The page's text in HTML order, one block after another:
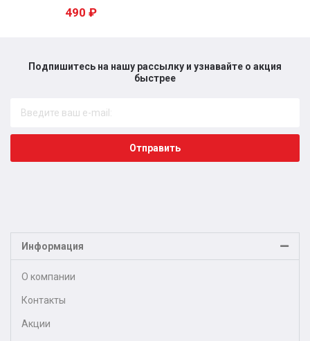
490 ₽
Подпишитесь на нашу рассылку и узнавайте о акция
быстрее​
Отправить
Информация
О компании
Контакты
Акции